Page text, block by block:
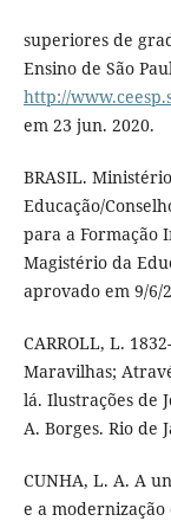
superiores de
Ensino de São
http://
em 23 jun. 2020.
BRASIL.
Educação/
para a Formação
Magistério da
aprovado em 9/6/
CARROLL, L.
Maravilhas;
lá. Ilustrações de
A. Borges. Rio de
CUNHA, L. A. A
e a modernização